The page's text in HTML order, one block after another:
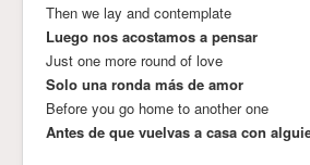
Then we lay and contemplate
Luego nos acostamos a pensar
Just one more round of love
Solo una ronda más de amor
Before you go home to another one
Antes de que vuelvas a casa con